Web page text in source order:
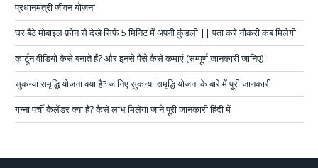
प्रधानमंत्री जीवन योजना
घर बैठे मोबाइल फ़ोन से देखे सिर्फ 5 मिनिट में अपनी कुंडली || पता करे नौकरी कब मिलेगी
कार्टून वीडियो कैसे बनाते हैं? और इनसे पैसे कैसे कमाएं (सम्पूर्ण जानकारी जानिए)
सुकन्या समृद्धि योजना क्या है? जानिए सुकन्या समृद्धि योजना के बारे में पूरी जानकारी
गन्ना पर्ची कैलेंडर क्या है? कैसे लाभ मिलेगा जाने पूरी जानकारी हिंदी में